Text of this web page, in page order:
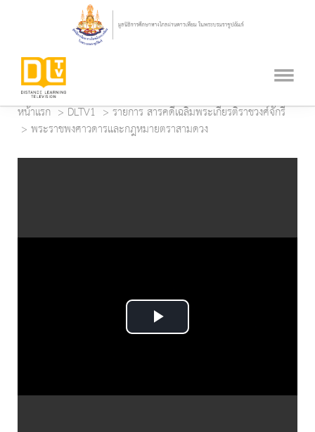
หน้าแรก DLTV1
รายการ สารคดีเฉลิมพระเกียรติราชวงศ์จักรี
พระราชพงศาวดารและกฎหมายตราสามดวง
Play